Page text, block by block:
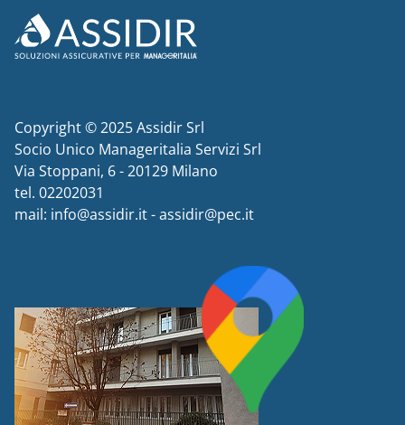
Copyright © 2025 Assidir Srl
Socio Unico Manageritalia Servizi Srl
Via Stoppani, 6 - 20129 Milano
tel. 02202031
mail: info@assidir.it - assidir@pec.it